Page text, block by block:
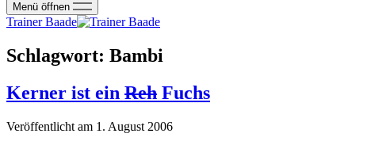
Menü öffnen
Trainer Baade
Schlagwort: Bambi
Kerner ist ein Reh Fuchs
Veröffentlicht am 1. August 2006